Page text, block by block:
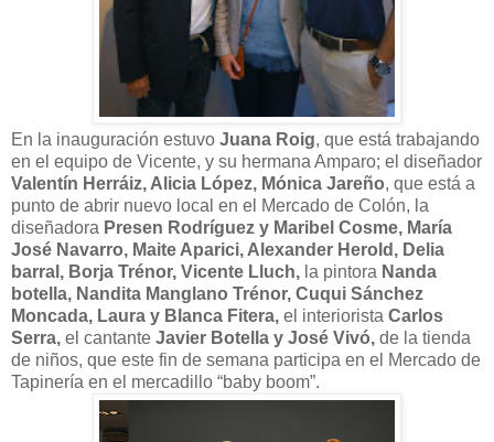
En la inauguración estuvo Juana Roig, que está trabajando
en el equipo de Vicente, y su hermana Amparo; el diseñador
Valentín Herráiz, Alicia López, Mónica Jareño, que está a
punto de abrir nuevo local en el Mercado de Colón, la
diseñadora Presen Rodríguez y Maribel Cosme, María
José Navarro, Maite Aparici, Alexander Herold, Delia
barral, Borja Trénor, Vicente Lluch, la pintora Nanda
botella, Nandita Manglano Trénor, Cuqui Sánchez
Moncada, Laura y Blanca Fitera, el interiorista Carlos
Serra, el cantante Javier Botella y José Vivó, de la tienda
de niños, que este fin de semana participa en el Mercado de
Tapinería en el mercadillo “baby boom”.